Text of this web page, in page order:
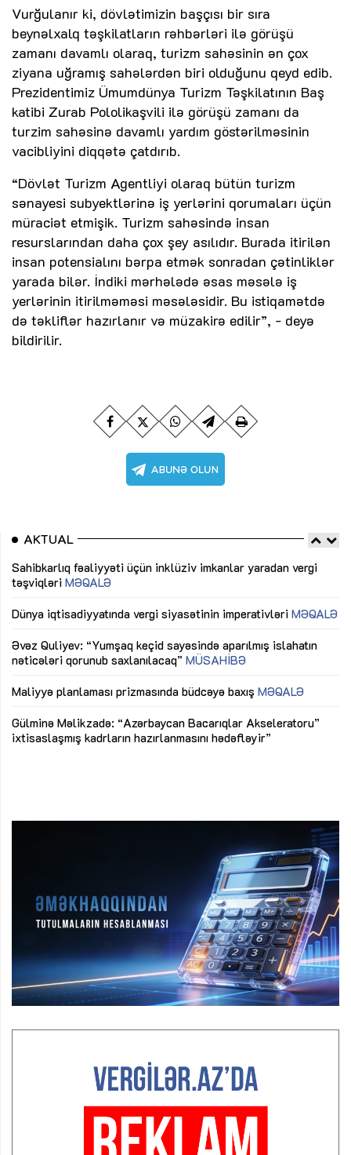
Vurğulanır ki, dövlətimizin başçısı bir sıra
beynəlxalq təşkilatların rəhbərləri ilə görüşü
zamanı davamlı olaraq, turizm sahəsinin ən çox
ziyana uğramış sahələrdən biri olduğunu qeyd edib.
Prezidentimiz Ümumdünya Turizm Təşkilatının Baş
katibi Zurab Pololikaşvili ilə görüşü zamanı da
turzim sahəsinə davamlı yardım göstərilməsinin
vacibliyini diqqətə çatdırıb.
“Dövlət Turizm Agentliyi olaraq bütün turizm
sənayesi subyektlərinə iş yerlərini qorumaları üçün
müraciət etmişik. Turizm sahəsində insan
resurslarından daha çox şey asılıdır. Burada itirilən
insan potensialını bərpa etmək sonradan çətinliklər
yarada bilər. İndiki mərhələdə əsas məsələ iş
yerlərinin itirilməməsi məsələsidir. Bu istiqamətdə
də təkliflər hazırlanır və müzakirə edilir”, - deyə
bildirilir.
AKTUAL
Sahibkarlıq fəaliyyəti üçün inklüziv imkanlar yaradan vergi
təşviqləri MƏQALƏ
Dünya iqtisadiyyatında vergi siyasətinin imperativləri MƏQALƏ
Əvəz Quliyev: “Yumşaq keçid sayəsində aparılmış islahatın
nəticələri qorunub saxlanılacaq” MÜSAHİBƏ
Maliyyə planlaması prizmasında büdcəyə baxış MƏQALƏ
Gülminə Məlikzadə: “Azərbaycan Bacarıqlar Akseleratoru”
ixtisaslaşmış kadrların hazırlanmasını hədəfləyir”